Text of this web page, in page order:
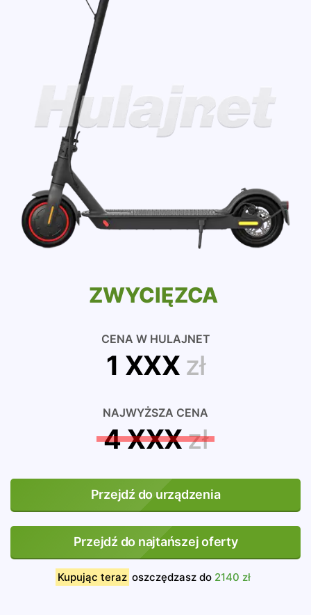
ZWYCIĘZCA
CENA W HULAJNET
1 XXX zł
NAJWYŻSZA CENA
4 XXXzł
Przejdź do urządzenia
Przejdź do najtańszej oferty
Kupując teraz oszczędzasz do 2140 zł